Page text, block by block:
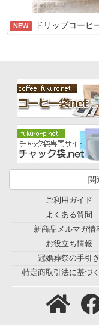
NEW ドリップコーヒ
関
ご利用ガイド
よくある質問
新商品メルマガ情
お役立ち情報
冠婚葬祭の手引き
特定商取引法に基づ